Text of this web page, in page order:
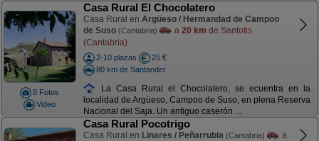
8 Fotos
Video
Casa Rural El Chocolatero
Casa Rural en Argüeso / Hermandad de Campoo
de Suso (Cantabria) a 20 km de Santotis
(Cantabria)
2-10 plazas
25 €
80 km de Santander
La Casa Rural el Chocolatero, se ecuentra en la
localidad de Argüeso, Campoo de Suso, en plena Reserva
Nacional del Saja. Un antiguo caserón ...
Casa Rural Pocotrigo
Casa Rural en Linares / Peñarrubia (Cantabria)
a